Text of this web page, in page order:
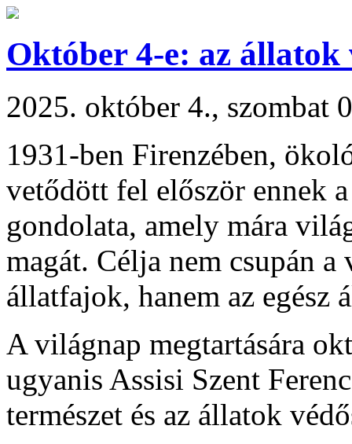
Október 4-e: az
2025. október 4., szombat
1931-ben Firenzében,
vetődött fel először ennek
gondolata, amely mára
magát. Célja nem csupán
állatfajok, hanem az egész
A világnap megtartására
ugyanis Assisi Szent
természet és az állatok